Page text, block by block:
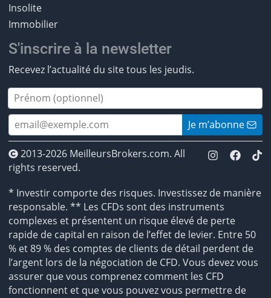
Insolite
Immobilier
S'inscrire à la newsletter
Recevez l’actualité du site tous les jeudis.
Je m’abonne
2013-2026 MeilleursBrokers.com. All
rights reserved.
* Investir comporte des risques. Investissez de manière
responsable. ** Les CFDs sont des instruments
complexes et présentent un risque élevé de perte
rapide de capital en raison de l’effet de levier. Entre 50
% et 89 % des comptes de clients de détail perdent de
l’argent lors de la négociation de CFD. Vous devez vous
assurer que vous comprenez comment les CFD
fonctionnent et que vous pouvez vous permettre de